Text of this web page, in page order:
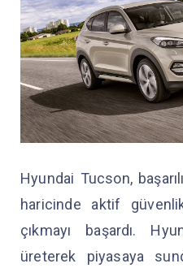
Hyundai Tucson,
haricinde aktif
çıkmayı başardı.
üreterek piyasaya